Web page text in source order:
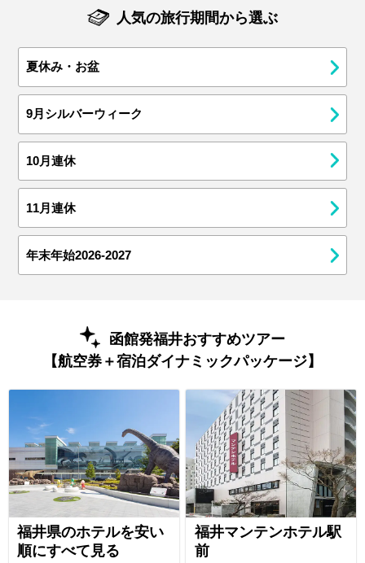
人気の旅行期間から選ぶ
夏休み・お盆
9月シルバーウィーク
10月連休
11月連休
年末年始2026-2027
函館発福井おすすめツアー
【航空券＋宿泊ダイナミックパッケージ】
福井県のホテルを安い
順にすべて見る
福井マンテンホテル駅
前